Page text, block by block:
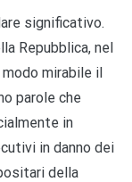
significativo.
Repubblica, nel
mirabile il
parole che
in
in danno dei
della